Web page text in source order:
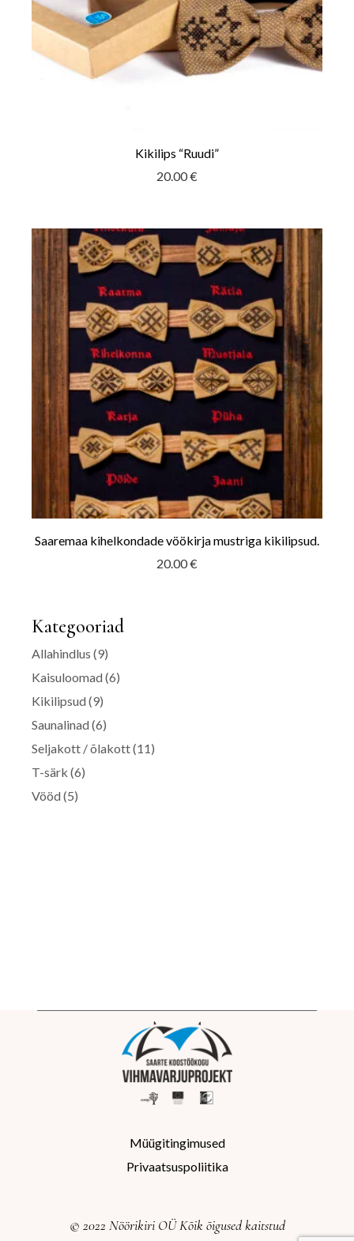
Kikilips “Ruudi”
20.00€
Saaremaa kihelkondade vöökirja mustriga kikilipsud.
20.00€
Kategooriad
Allahindlus (9)
Kaisuloomad(6)
Kikilipsud(9)
Saunalinad(6)
Seljakott / õlakott(11)
T-särk (6)
Vööd(5)
Müügitingimused
Privaatsuspoliitika
© 2022 Nöörikiri OÜ Kõik õigused kaitstud